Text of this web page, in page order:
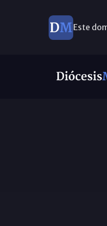
Este